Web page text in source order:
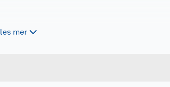
les merForpakningsmål